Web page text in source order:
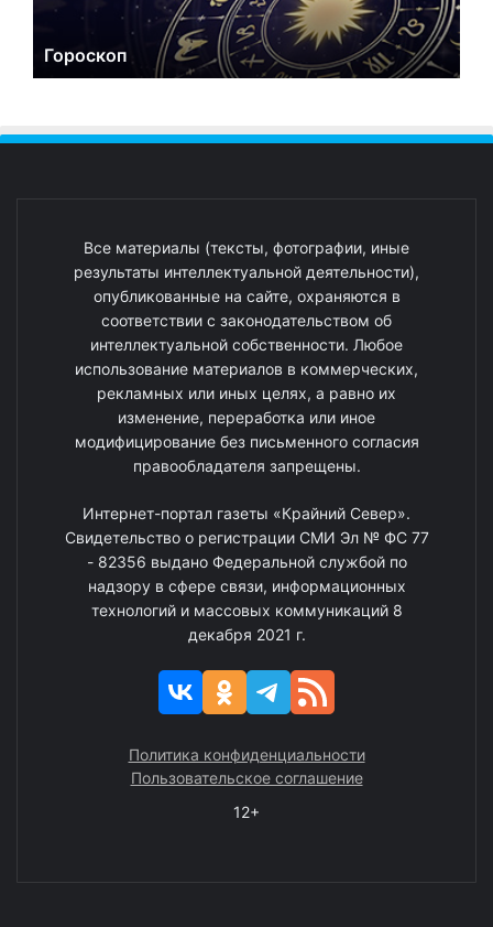
Гороскоп
Все материалы (тексты, фотографии, иные
результаты интеллектуальной деятельности),
опубликованные на сайте, охраняются в
соответствии с законодательством об
интеллектуальной собственности. Любое
использование материалов в коммерческих,
рекламных или иных целях, а равно их
изменение, переработка или иное
модифицирование без письменного согласия
правообладателя запрещены.
Интернет-портал газеты «Крайний Север».
Свидетельство о регистрации СМИ Эл № ФС 77
- 82356 выдано Федеральной службой по
надзору в сфере связи, информационных
технологий и массовых коммуникаций 8
декабря 2021 г.
Политика конфиденциальности
Пользовательское соглашение
12+